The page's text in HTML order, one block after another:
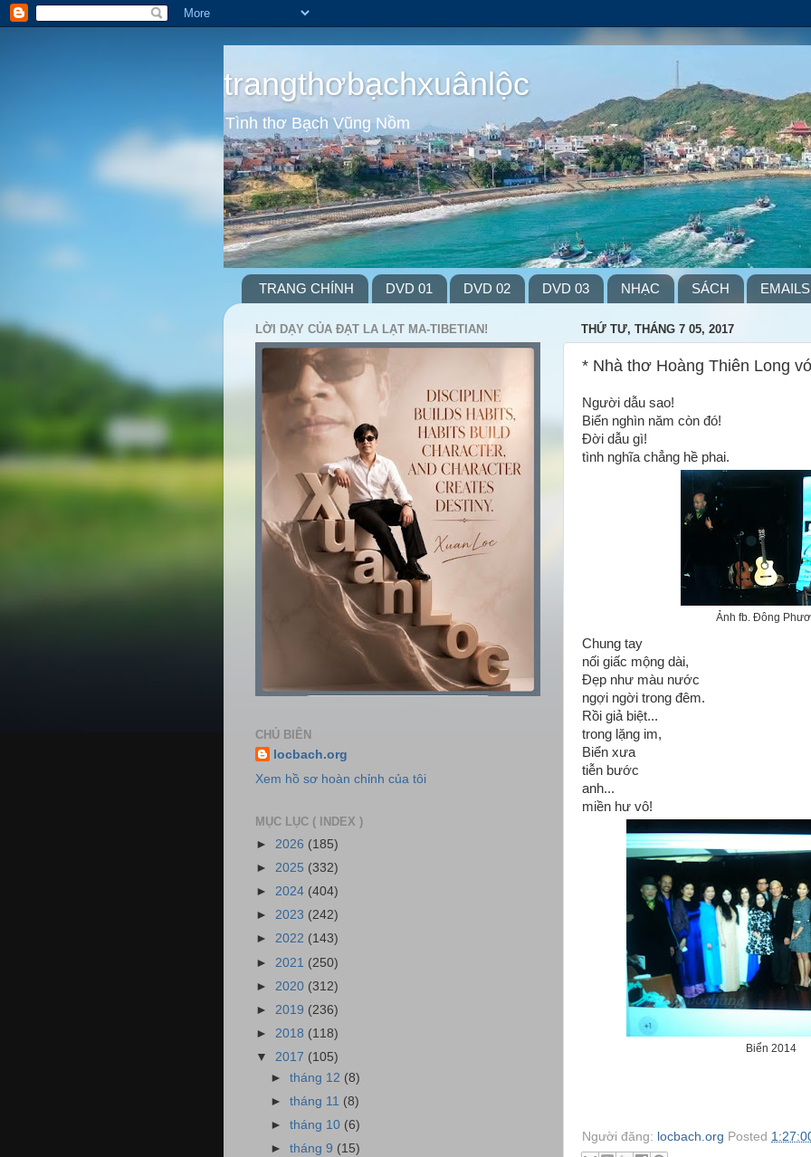
trangthơbạchxuânlộc
Tình thơ Bạch Vũng Nồm
TRANG CHÍNH DVD 01 DVD 02 DVD 03 NHẠC SÁCH EMAILS
THỨ TƯ, THÁNG 7 05, 2017
* Nhà thơ Hoàng Thiên Long
Người dẫu sao!
Biển nghìn năm còn đó!
Đời dẫu gì!
tình nghĩa chẳng hề phai.
Ảnh fb. Đông
Chung tay
nối giấc mộng dài,
Đẹp như màu nước
ngợi ngời trong đêm.
Rồi giả biệt...
trong lặng im,
Biển xưa
tiễn bước
anh...
miền hư vô!
Biển 2014
Người đăng: locbach.org Posted
LỜI DẠY CỦA ĐẠT LA LẠT MA-TIBETIAN!
CHỦ BIÊN
locbach.org
Xem hồ sơ hoàn chỉnh của tôi
MỤC LỤC ( INDEX )
► 2026 (185)
► 2025 (332)
► 2024 (404)
► 2023 (242)
► 2022 (143)
► 2021 (250)
► 2020 (312)
► 2019 (236)
► 2018 (118)
▼ 2017 (105)
►tháng 12 (8)
►tháng 11 (8)
►tháng 10 (6)
►tháng 9 (15)